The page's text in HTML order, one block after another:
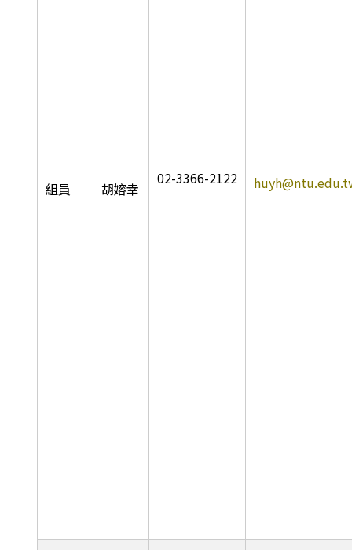
組員 胡嫆幸
02-3366-2122